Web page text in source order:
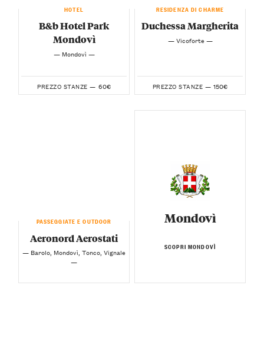
HOTEL
B&b Hotel Park
Mondovì
— Mondovì —
PREZZO STANZE — 60€
RESIDENZA DI CHARME
Duchessa Margherita
— Vicoforte —
PREZZO STANZE — 150€
PASSEGGIATE E OUTDOOR
Aeronord Aerostati
— Barolo, Mondovì, Tonco, Vignale
—
Mondovì
SCOPRI MONDOVÌ